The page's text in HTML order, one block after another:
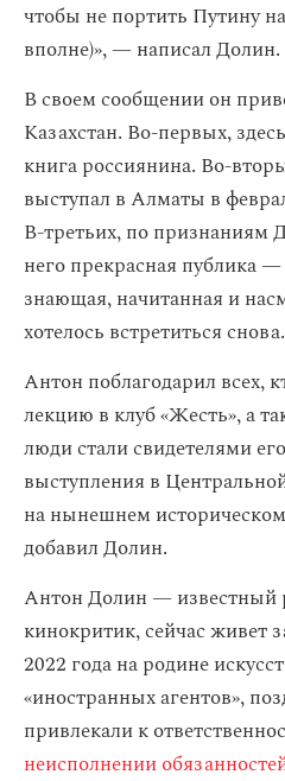
чтобы не портить Путину
вполне)», — написал Долин.
В своем сообщении он
Казахстан. Во-первых,
книга россиянина. Во-
выступал в Алматы в
В-третьих, по признаниям
него прекрасная публика
знающая, начитанная и
хотелось встретиться снова.
Антон поблагодарил всех,
лекцию в клуб «Жесть», а
люди стали свидетелями
выступления в
на нынешнем
добавил Долин.
Антон Долин — известный
кинокритик, сейчас живет
2022 года на родине
«иностранных агентов»,
привлекали к
неисполнении